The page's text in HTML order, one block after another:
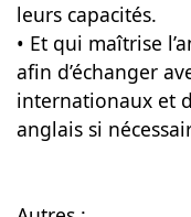
leurs capacités.
• Et qui maîtrise
afin d’échanger
internationaux et
anglais si